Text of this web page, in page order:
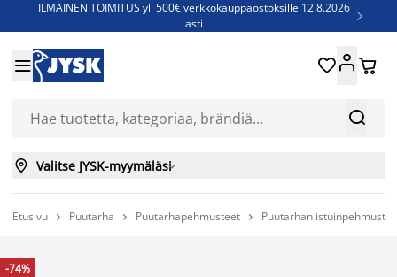
ILMAINEN TOIMITUS yli 500€ verkkokauppaostoksille 12.8.2026
asti

Jenkkisänkyjä - Säästä jopa 60%


 
 Valitse JYSK-myymäläsi
Etusivu  Puutarha  Puutarhapehmusteet  Puutarhan
-74%